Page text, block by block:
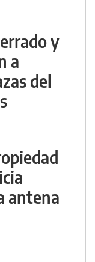
y
a
del
antena